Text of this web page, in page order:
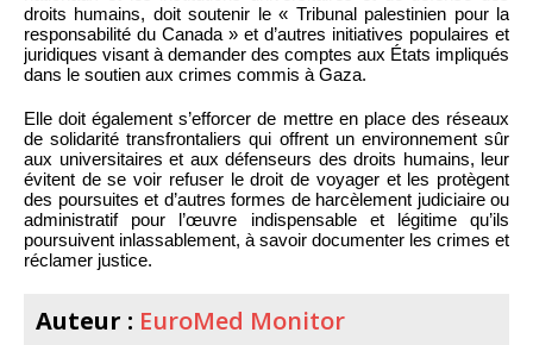
droits humains, doit soutenir le « Tribunal palestinien pour la
responsabilité du Canada » et d’autres initiatives populaires et
juridiques visant à demander des comptes aux États impliqués
dans le soutien aux crimes commis à Gaza.
Elle doit également s’efforcer de mettre en place des réseaux
de solidarité transfrontaliers qui offrent un environnement sûr
aux universitaires et aux défenseurs des droits humains, leur
évitent de se voir refuser le droit de voyager et les protègent
des poursuites et d’autres formes de harcèlement judiciaire ou
administratif pour l’œuvre indispensable et légitime qu’ils
poursuivent inlassablement, à savoir documenter les crimes et
réclamer justice.
Auteur : EuroMed Monitor